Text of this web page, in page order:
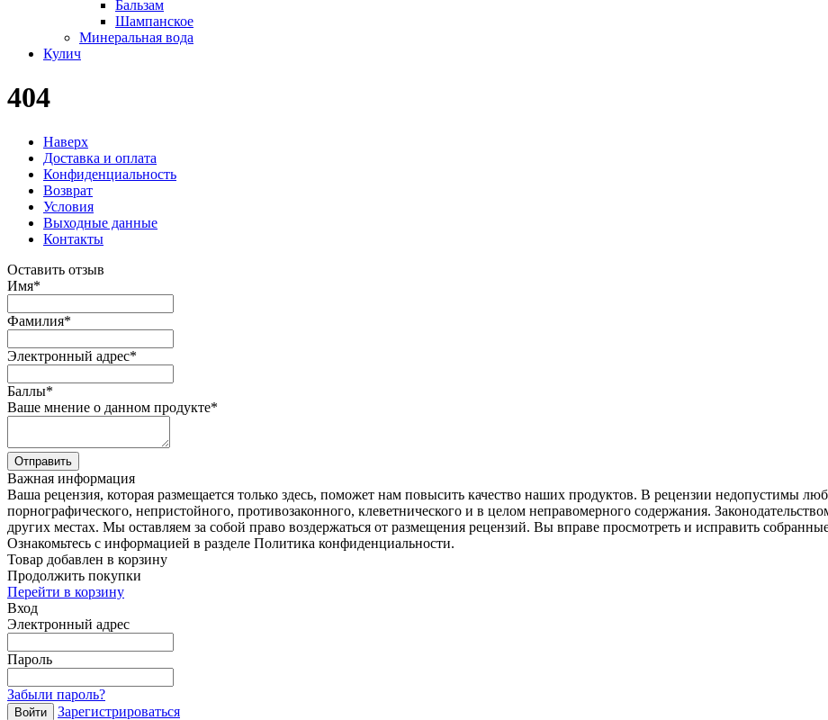
Бальзам
Шампанское
Минеральная вода
Кулич
404
Наверх
Доставка и оплата
Конфиденциальность
Возврат
Условия
Выходные данные
Контакты
Оставить отзыв
Имя*
Фамилия*
Электронный адрес*
Баллы*
Ваше мнение о данном продукте*
Отправить
Важная информация
Ваша рецензия, которая размещается только здесь, поможет нам повысить качество наших продуктов. В рецензии недопустимы
порнографического, непристойного, противозаконного, клеветнического и в целом неправомерного содержания.
других местах. Мы оставляем за собой право воздержаться от размещения рецензий. Вы вправе просмотреть и исправить
Ознакомьтесь с информацией в разделе Политика конфиденциальности.
Товар добавлен в корзину
Продолжить покупки
Перейти в корзину
Вход
Электронный адрес
Пароль
Забыли пароль?
Войти
Зарегистрироваться